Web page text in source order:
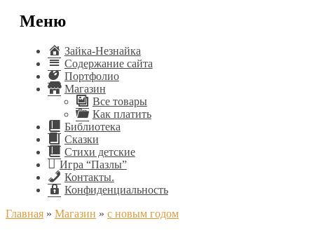
Меню
Зайка-Незнайка
Содержание сайта
Портфолио
Магазин
Все товары
Как платить
Библиотека
Сказки
Стихи детские
Игра “Пазлы”
Контакты.
Конфиденциальность
Главная » Магазин » с новым годом